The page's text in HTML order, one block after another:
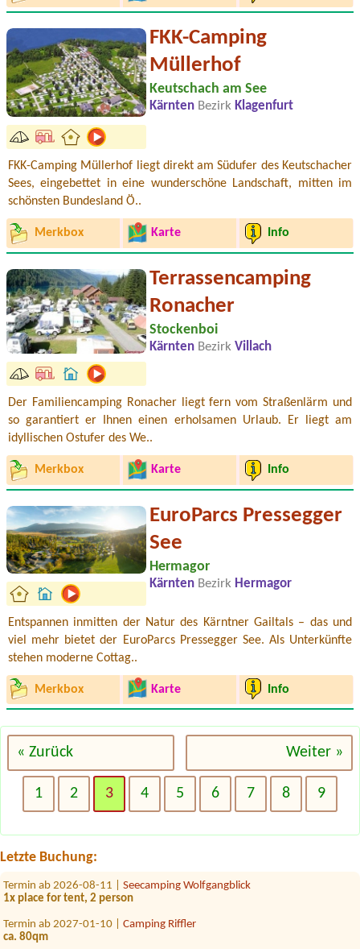
FKK-Camping
Müllerhof
Keutschach am See
Kärnten Bezirk Klagenfurt
FKK-Camping Müllerhof liegt direkt am Südufer des Keutschacher
Sees, eingebettet in eine wunderschöne Landschaft, mitten im
schönsten Bundesland Ö..
Merkbox Karte Info
Terrassencamping
Ronacher
Stockenboi
Kärnten Bezirk Villach
Der Familiencamping Ronacher liegt fern vom Straßenlärm und
so garantiert er Ihnen einen erholsamen Urlaub. Er liegt am
idyllischen Ostufer des We..
Merkbox Karte Info
EuroParcs Pressegger
See
Hermagor
Kärnten Bezirk Hermagor
Entspannen inmitten der Natur des Kärntner Gailtals – das und
viel mehr bietet der EuroParcs Pressegger See. Als Unterkünfte
stehen moderne Cottag..
Merkbox Karte Info
« Zurück Weiter »
1 2 3 4 5 6 7 8 9
Letzte Buchung:
Termin ab 2026-08-05 |
Camping Klausner-Höll
1x Platz PKW mit Dachzeltnein
1x place for tent 2 people and dog
Termin ab 2026-08-11 | Seecamping Wolfgangblick
1x place for tent, 2 person
Termin ab 2027-01-10 | Camping Riffler
ca. 80qm